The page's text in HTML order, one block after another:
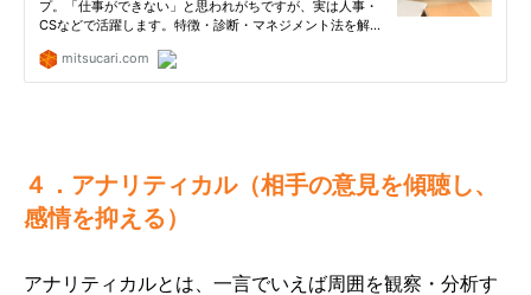
４．アナリティカル（相手の意見を傾聴し、
感情を抑える）
アナリティカルとは、一言でいえば周囲を観察・分析す